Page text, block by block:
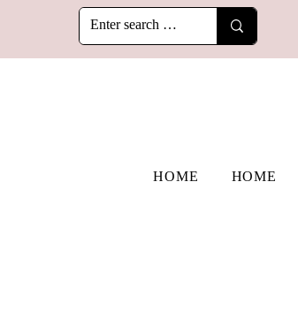
HOME HOME